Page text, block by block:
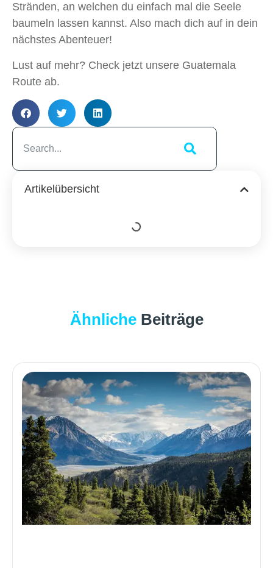
Stränden, an welchen du einfach mal die Seele
baumeln lassen kannst. Also mach dich auf in dein
nächstes Abenteuer!
Lust auf mehr? Check jetzt unsere Guatemala
Route ab.
Artikelübersicht
ÄhnlicheBeiträge